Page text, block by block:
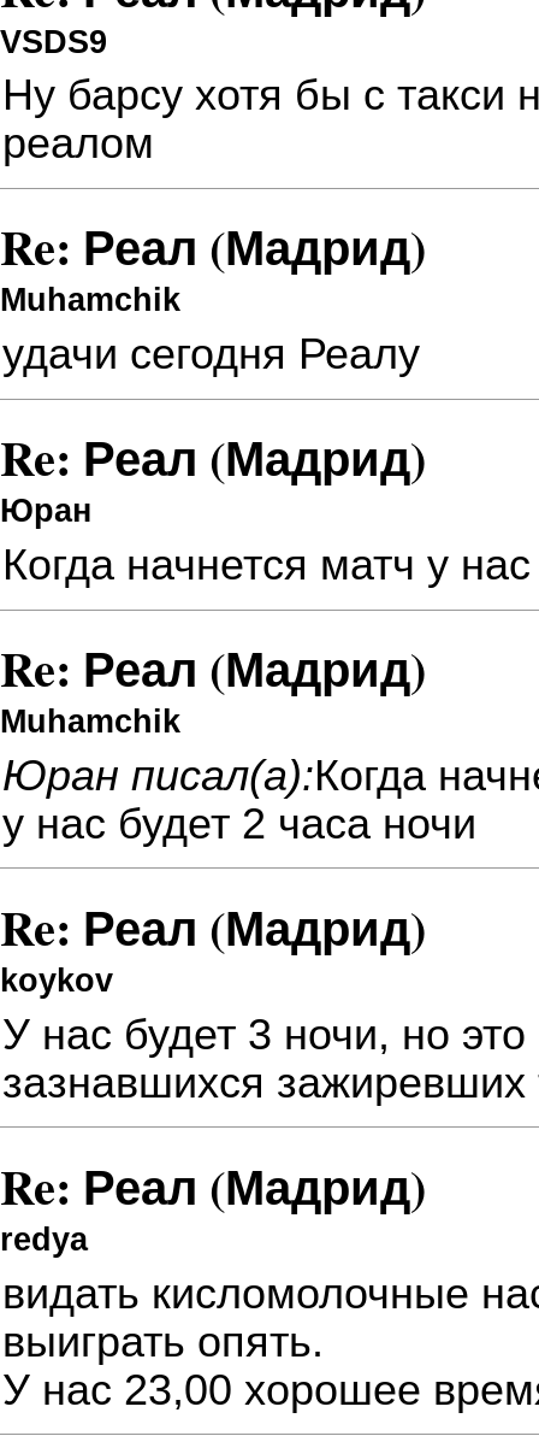
VSDS9
Ну барсу хотя бы с такси
реалом
Re: Реал (Мадрид)
Muhamchik
удачи сегодня Реалу
Re: Реал (Мадрид)
Юран
Когда начнется матч у
Re: Реал (Мадрид)
Muhamchik
Юран писал(а):Когда
у нас будет 2 часа ночи
Re: Реал (Мадрид)
koykov
У нас будет 3 ночи, но
зазнавшихся зажиревших
Re: Реал (Мадрид)
redya
видать кисломолочные
выиграть опять.
У нас 23,00 хорошее